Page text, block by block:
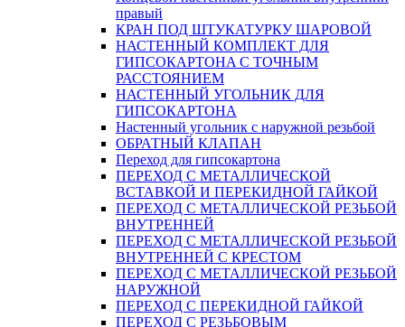
правый
КРАН ПОД ШТУКАТУРКУ ШАРОВОЙ
НАСТЕННЫЙ КОМПЛЕКТ ДЛЯ
ГИПСОКАРТОНA С ТОЧНЫМ
РАССТОЯНИЕМ
НАСТЕННЫЙ УГОЛЬНИК ДЛЯ
ГИПСОКАРТОНА
Настенный угольник с наружной резьбой
ОБРАТНЫЙ КЛАПАН
Переход для гипсокартона
ПЕРЕХОД С МЕТАЛЛИЧЕСКОЙ
ВСТАВКОЙ И ПЕРЕКИДНОЙ ГАЙКОЙ
ПЕРЕХОД С МЕТАЛЛИЧЕСКОЙ РЕЗЬБОЙ
ВНУТРЕННЕЙ
ПЕРЕХОД С МЕТАЛЛИЧЕСКОЙ РЕЗЬБОЙ
ВНУТРЕННЕЙ С КРЕСТОМ
ПЕРЕХОД С МЕТАЛЛИЧЕСКОЙ РЕЗЬБОЙ
НАРУЖНОЙ
ПЕРЕХОД С ПЕРЕКИДНОЙ ГАЙКОЙ
ПЕРЕХОД С РЕЗЬБОВЫМ